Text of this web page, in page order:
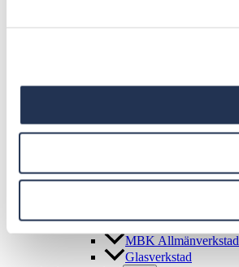
Verkstad
Behållare
Behållare
MBK Allmänverkstad
Glasverkstad